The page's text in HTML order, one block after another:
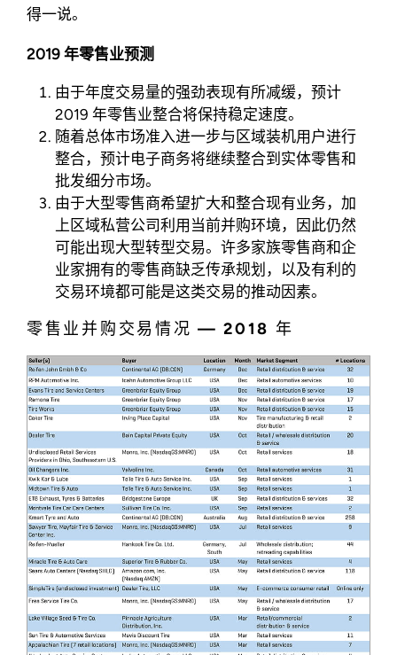
得一说。
2019 年零售业预测
由于年度交易量的强劲表现有所减缓，预计
2019 年零售业整合将保持稳定速度。
随着总体市场准入进一步与区域装机用户进行
整合，预计电子商务将继续整合到实体零售和
批发细分市场。
由于大型零售商希望扩大和整合现有业务，加
上区域私营公司利用当前并购环境，因此仍然
可能出现大型转型交易。许多家族零售商和企
业家拥有的零售商缺乏传承规划，以及有利的
交易环境都可能是这类交易的推动因素。
零售业并购交易情况 — 2018 年